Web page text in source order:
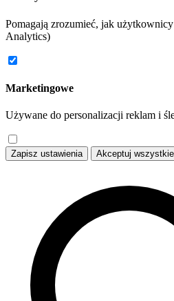
Pomagają zrozumieć, jak
Analytics)
Marketingowe
Używane do personalizacji reklam i
Zapisz ustawienia Akceptuj wszystkie